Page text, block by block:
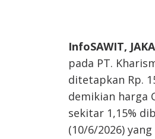
InfoSAWIT,
pada PT.
ditetapkan Rp.
demikian harga
sekitar 1,15%
(10/6/2026)